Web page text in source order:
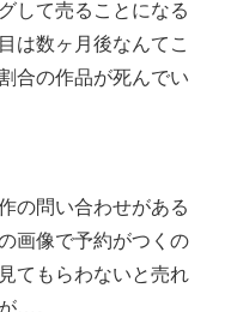
して売ることになる
は数ヶ月後なんてこ
合の作品が死んでい
の問い合わせがある
画像で予約がつくの
てもらわないと売れ
…。